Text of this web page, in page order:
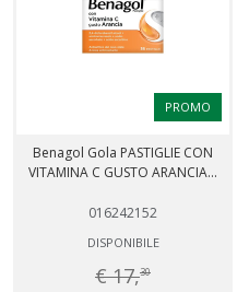
PROMO
Benagol Gola PASTIGLIE CON
VITAMINA C GUSTO ARANCIA...
016242152
DISPONIBILE
€ 17,30